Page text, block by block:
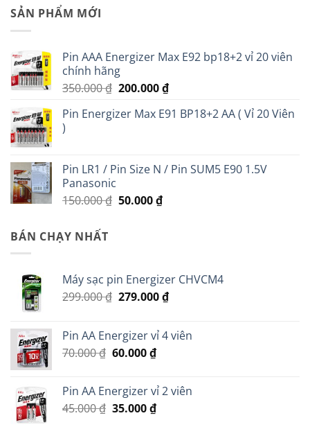
SẢN PHẨM MỚI
Pin AAA Energizer Max E92 bp18+2 vỉ 20 viên
chính hãng
350.000₫ Giá
là:
200.000₫Giá
tại
Pin Energizer Max E91 BP18+2 AA ( Vỉ 20 Viên
)
Pin LR1 / Pin Size N / Pin SUM5 E90 1.5V
Panasonic
150.000₫ Giá
50.000₫Giá
BÁN CHẠY NHẤT
Máy sạc pin Energizer CHVCM4
299.000₫ Giá
299.000 ₫.
279.000₫Giá
là:
Pin AA Energizer vỉ 4 viên
70.000₫ Giá
70.000 ₫.
60.000₫Giá
là:
60.000 ₫.
Pin AA Energizer vỉ 2 viên
45.000₫ Giá
35.000₫Giá